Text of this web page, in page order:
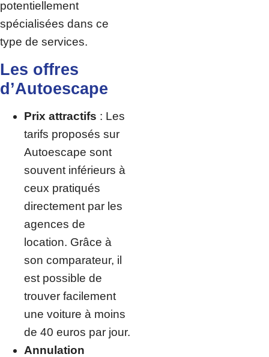
potentiellement
spécialisées dans ce
type de services.
Les offres
d’Autoescape
Prix attractifs : Les
tarifs proposés sur
Autoescape sont
souvent inférieurs à
ceux pratiqués
directement par les
agences de
location. Grâce à
son comparateur, il
est possible de
trouver facilement
une voiture à moins
de 40 euros par jour.
Annulation